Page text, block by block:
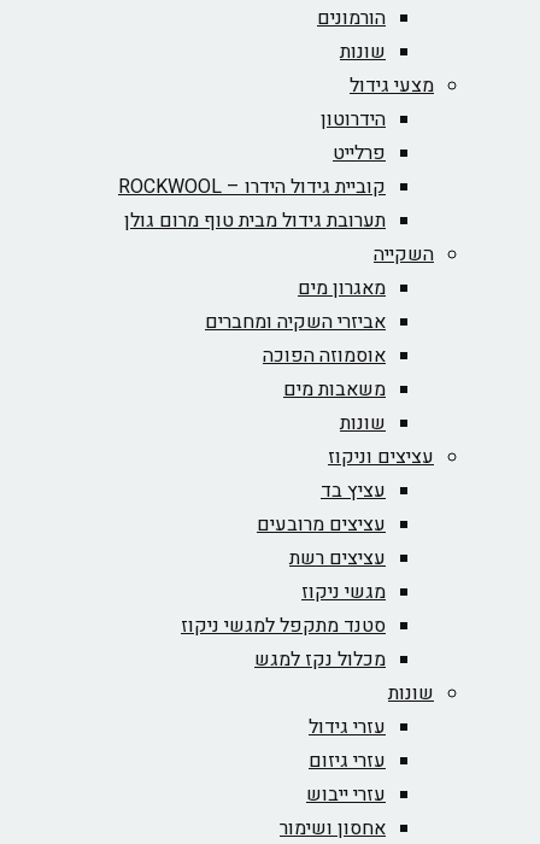
הורמונים
שונות
מצעי גידול
הידרוטון
פרלייט
קוביית גידול הידרו – ROCKWOOL‏
תערובת גידול מבית טוף מרום גולן
השקייה
מאגרון מים
אביזרי השקיה ומחברים
אוסמוזה הפוכה
משאבות מים
שונות
עציצים וניקוז
עציץ בד
עציצים מרובעים
עציצים רשת
מגשי ניקוז
סטנד מתקפל למגשי ניקוז
מכלול נקז למגש
שונות
עזרי גידול
עזרי גיזום
עזרי ייבוש
אחסון ושימור